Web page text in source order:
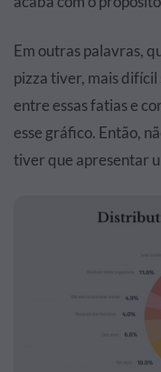
Em outras palavras,
pizza tiver, mais
entre essas fatias e
esse gráfico. Então,
tiver que apresentar